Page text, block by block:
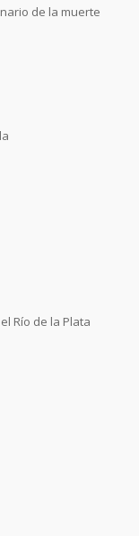
de la muerte
Río de la Plata